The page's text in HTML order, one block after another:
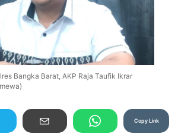
Bangka Barat, AKP Raja Taufik Ikrar
Copy Link